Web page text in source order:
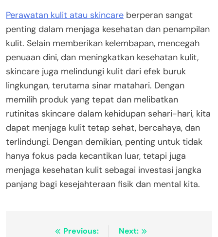
Perawatan kulit atau skincare berperan sangat
penting dalam menjaga kesehatan dan penampilan
kulit. Selain memberikan kelembapan, mencegah
penuaan dini, dan meningkatkan kesehatan kulit,
skincare juga melindungi kulit dari efek buruk
lingkungan, terutama sinar matahari. Dengan
memilih produk yang tepat dan melibatkan
rutinitas skincare dalam kehidupan sehari-hari, kita
dapat menjaga kulit tetap sehat, bercahaya, dan
terlindungi. Dengan demikian, penting untuk tidak
hanya fokus pada kecantikan luar, tetapi juga
menjaga kesehatan kulit sebagai investasi jangka
panjang bagi kesejahteraan fisik dan mental kita.
Previous:
Next: